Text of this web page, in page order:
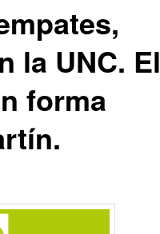
la UNC. El
forma